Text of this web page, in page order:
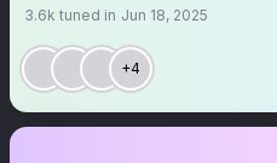
3.6k tuned in Jun 18, 2025
+4